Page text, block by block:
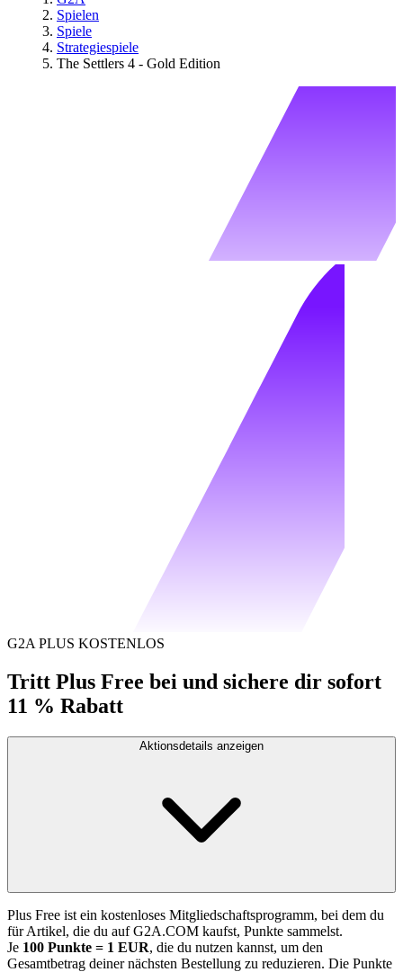
Spielen
Spiele
Strategiespiele
The Settlers 4 - Gold Edition
G2A PLUS KOSTENLOS
Tritt Plus Free bei und sichere dir sofort
11 % Rabatt
Aktionsdetails anzeigen
Plus Free ist ein kostenloses Mitgliedschaftsprogramm, bei dem du
für Artikel, die du auf G2A.COM kaufst, Punkte sammelst.
Je 100 Punkte = 1 EUR, die du nutzen kannst, um den
Gesamtbetrag deiner nächsten Bestellung zu reduzieren. Die Punkte